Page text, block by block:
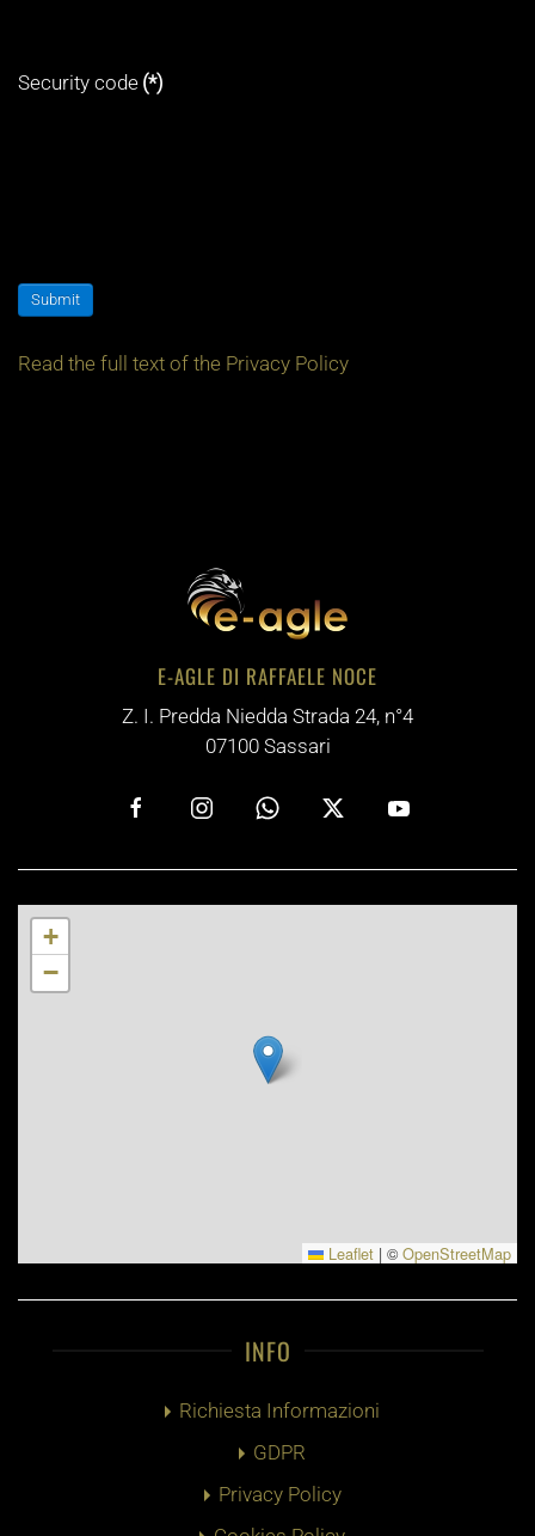
Security code (*)
Submit
Read the full text of the Privacy Policy
E-AGLE DI RAFFAELE NOCE
Z. I. Predda Niedda Strada 24, n°4
07100 Sassari
+
−
Leaflet | © OpenStreetMap
INFO
Richiesta Informazioni
GDPR
Privacy Policy